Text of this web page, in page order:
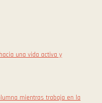
una vida activa y
mientras trabaja en la